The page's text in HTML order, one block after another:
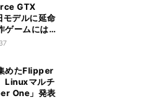
GTX
デルに延命
ゲームには非
めたFlipper
Linuxマルチ
One」発表